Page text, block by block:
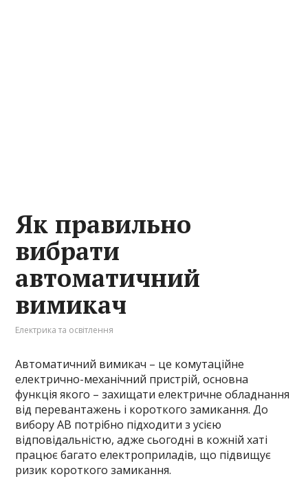
Як правильно
вибрати
автоматичний
вимикач
Електрика та освітлення
Автоматичний вимикач – це комутаційне
електрично-механічний пристрій, основна
функція якого – захищати електричне обладнання
від перевантажень і короткого замикання. До
вибору АВ потрібно підходити з усією
відповідальністю, адже сьогодні в кожній хаті
працює багато електроприладів, що підвищує
ризик короткого замикання.